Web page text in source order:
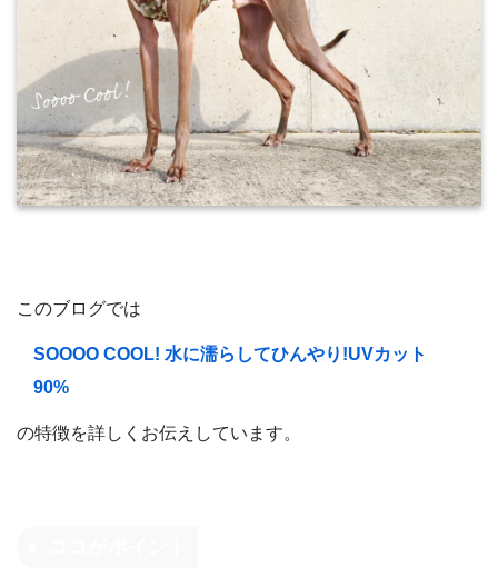
このブログでは
SOOOO COOL! 水に濡らしてひんやり!UVカット
90%
の特徴を詳しくお伝えしています。